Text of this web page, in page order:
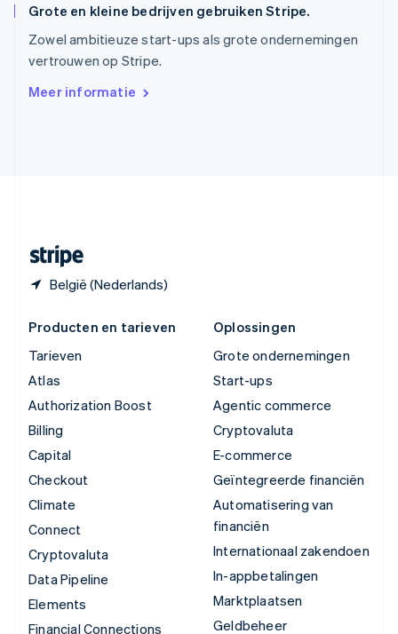
Grote en kleine bedrijven gebruiken Stripe.
Zowel ambitieuze start-ups als grote ondernemingen
vertrouwen op Stripe.
Meer informatie
België (Nederlands)
Tsjechië
Vasteland van China
简体中文English
English
Producten en tarieven
Tarieven
Atlas
Authorization Boost
Billing
Capital
Checkout
Climate
Connect
Cryptovaluta
Data Pipeline
Elements
Financial Connections
Oplossingen
Grote ondernemingen
Start-ups
Agentic commerce
Cryptovaluta
E-commerce
Geïntegreerde financiën
Automatisering van
financiën
Internationaal zakendoen
In-appbetalingen
Marktplaatsen
Geldbeheer